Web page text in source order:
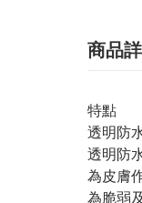
商品
特點
透明防
透明防
為皮膚
為脆弱